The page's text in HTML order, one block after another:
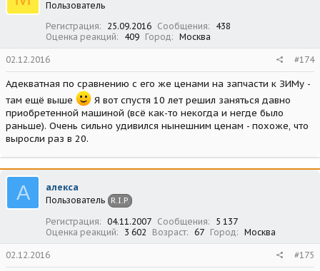
Пользователь
Регистрация
25.09.2016 Сообщения
438
Оценка реакций
409 Город Москва
02.12.2016 #174
Адекватная по сравнению с его же ценами на запчасти к ЗИМу -
там ещё выше
Я вот спустя 10 лет решил заняться давно
приобретенной машиной (всё как-то некогда и негде было
раньше). Очень сильно удивился нынешним ценам - похоже, что
выросли раз в 20.
А алекса
Пользователь R.I.P.
Регистрация 04.11.2007 Сообщения
5 137
Оценка реакций
3 602 Возраст 67 Город Москва
02.12.2016 #175